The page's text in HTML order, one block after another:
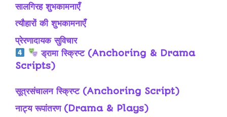
सालगिरह शुभकामनाएँ
त्यौहारों की शुभकामनाएँ
प्रेरणादायक सुविचार
ड्रामा स्क्रिप्ट (Anchoring & Drama
Scripts)
सूत्रसंचालन स्क्रिप्ट (Anchoring Script)
नाट्य रूपांतरण (Drama & Plays)